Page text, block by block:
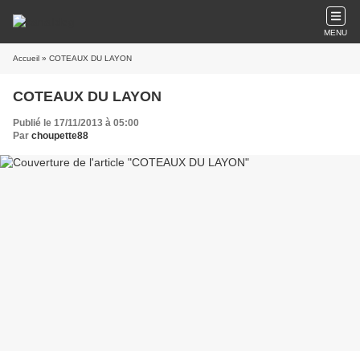
MENU
Accueil » COTEAUX DU LAYON
COTEAUX DU LAYON
Publié le 17/11/2013 à 05:00
Par choupette88